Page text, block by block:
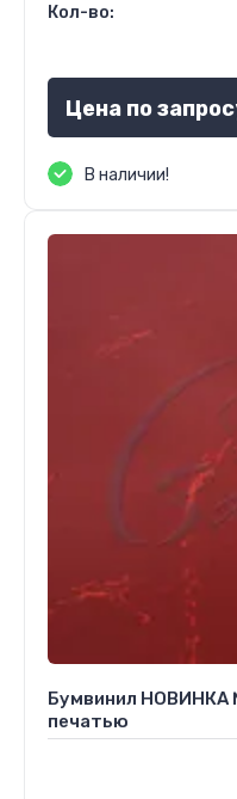
Кол-во:
Цена по
В наличии!
Бумвинил НОВИНКА
печатью